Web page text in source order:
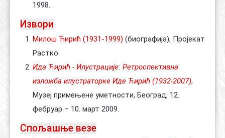
1998.
Извори
Милош Ћирић (1931-1999) (биографија), Пројекат
Растко
Ида Ћирић - Илустрације: Ретроспективна
изложба илустраторке Иде Ћирић (1932-2007),
Музеј примењене уметности, Београд, 12.
фебруар – 10. март 2009.
Спољашње везе